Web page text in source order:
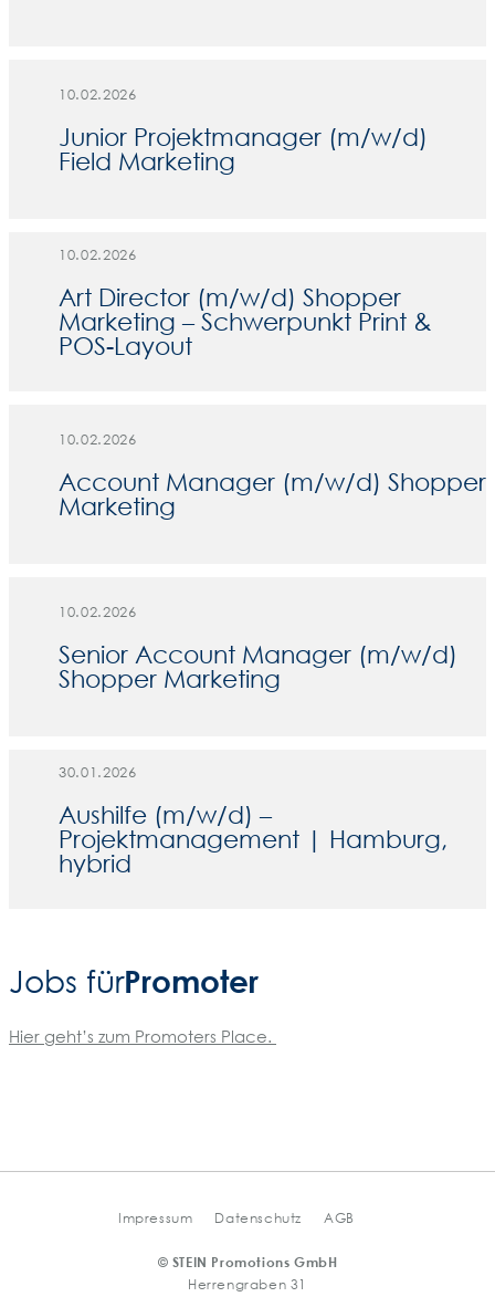
10.02.2026
Junior Projektmanager (m/w/d)
Field Marketing
10.02.2026
Art Director (m/w/d) Shopper
Marketing – Schwerpunkt Print &
POS-Layout
10.02.2026
Account Manager (m/w/d) Shopper
Marketing
10.02.2026
Senior Account Manager (m/w/d)
Shopper Marketing
30.01.2026
Aushilfe (m/w/d) –
Projektmanagement | Hamburg,
hybrid
Jobs fürPromoter
Hier geht’s zum Promoters Place.
Impressum Datenschutz AGB
© STEIN Promotions GmbH
Herrengraben 31